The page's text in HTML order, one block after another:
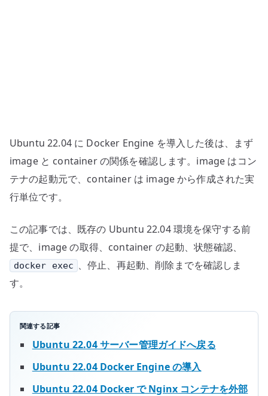
Ubuntu 22.04 に Docker Engine を導入した後は、まず
image と container の関係を確認します。image はコン
テナの起動元で、container は image から作成された実
行単位です。
この記事では、既存の Ubuntu 22.04 環境を保守する前
提で、image の取得、container の起動、状態確認、
docker exec 、停止、再起動、削除までを確認しま
す。
関連する記事
Ubuntu 22.04 サーバー管理ガイドへ戻る
Ubuntu 22.04 Docker Engine の導入
Ubuntu 22.04 Docker で Nginx コンテナを外部